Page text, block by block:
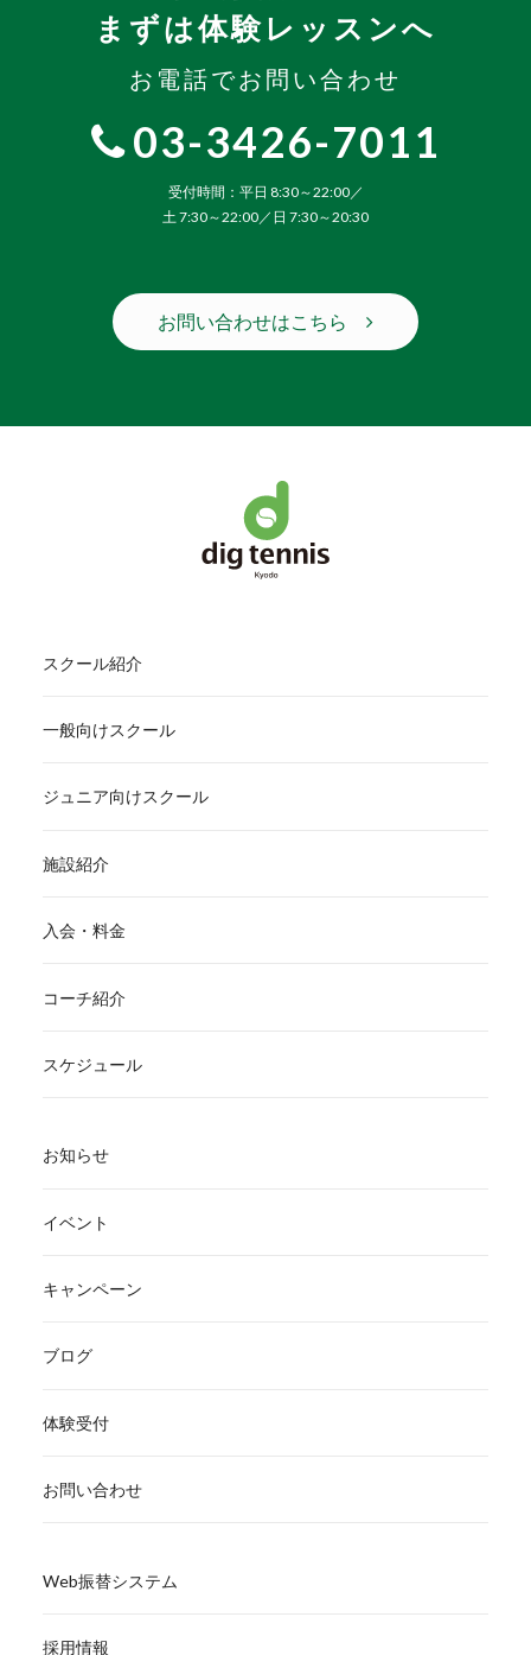
まずは体験レッスンへ
お電話でお問い合わせ
03-3426-7011
受付時間：平日 8:30～22:00／
土 7:30～22:00／日 7:30～20:30
お問い合わせはこちら
スクール紹介
一般向けスクール
ジュニア向けスクール
施設紹介
入会・料金
コーチ紹介
スケジュール
お知らせ
イベント
キャンペーン
ブログ
体験受付
お問い合わせ
Web振替システム
採用情報